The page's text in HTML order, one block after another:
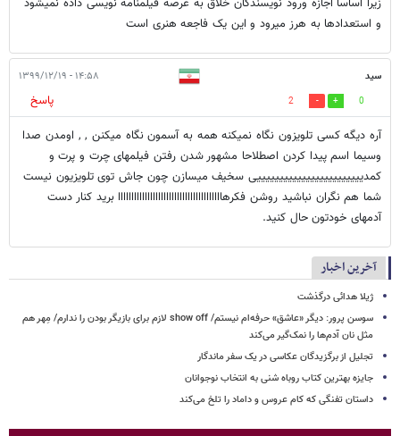
زیرا اساسا اجازه ورود نویسندگان خلاق به عرصه فیلمنامه نویسی داده نمیشود
و استعدادها به هرز میرود و این یک فاجعه هنری است
سید ۱۴:۵۸ - ۱۳۹۹/۱۲/۱۹
0
2
پاسخ
آره دیگه کسی تلویزون نگاه نمیکنه همه به آسمون نگاه میکنن , , اومدن صدا
وسیما اسم پیدا کردن اصطلاحا مشهور شدن رفتن فیلمهای چرت و پرت و
کمدییییییییییییییییییییییییی سخیف میسازن چون جاش توی تلویزیون نیست
شما هم نگران نباشید روشن فکرهااااااااااااااااااااااااااااااااااااااا برید کنار دست
آدمهای خودتون حال کنید.
آخرین اخبار
ژیلا هدائی درگذشت
سوسن پرور: دیگر «عاشق» حرفه‌ام نیستم/ show off لازم برای بازیگر بودن را ندارم/ مِهر هم
مثل نان آدم‌ها را نمک‌گیر می‌کند
تجلیل از برگزیدگان عکاسی در یک سفر ماندگار
جایزه بهترین کتاب روباه شنی به انتخاب نوجوانان
داستان تفنگی که کام عروس و داماد را تلخ می‌کند